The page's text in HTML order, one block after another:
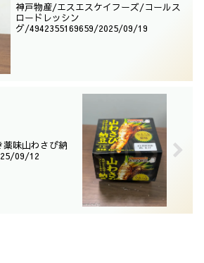
神戸物産/エスエスケイフーズ/コールス
ロードレッシン
グ/4942355169659/2025/09/19
味山わさび納
09/12